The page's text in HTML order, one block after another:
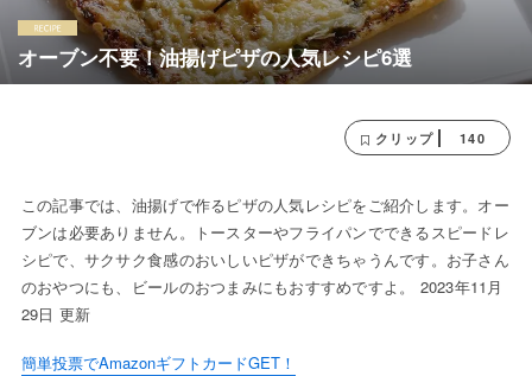
オーブン不要！油揚げピザの人気レシピ6選
クリップ 140
この記事では、油揚げで作るピザの人気レシピをご紹介します。オー
ブンは必要ありません。トースターやフライパンでできるスピードレ
シピで、サクサク食感のおいしいピザができちゃうんです。お子さん
のおやつにも、ビールのおつまみにもおすすめですよ。 2023年11月
29日 更新
簡単投票でAmazonギフトカードGET！